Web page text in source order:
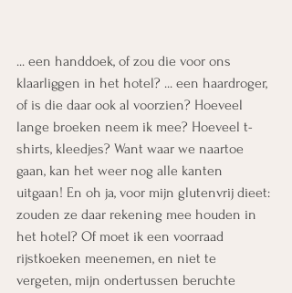
... een handdoek, of zou die voor ons
klaarliggen in het hotel? ... een haardroger,
of is die daar ook al voorzien? Hoeveel
lange broeken neem ik mee? Hoeveel t-
shirts, kleedjes? Want waar we naartoe
gaan, kan het weer nog alle kanten
uitgaan! En oh ja, voor mijn glutenvrij dieet:
zouden ze daar rekening mee houden in
het hotel? Of moet ik een voorraad
rijstkoeken meenemen, en niet te
vergeten, mijn ondertussen beruchte